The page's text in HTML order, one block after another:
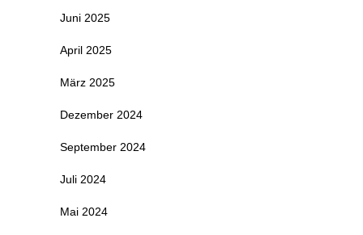
Juni 2025
April 2025
März 2025
Dezember 2024
September 2024
Juli 2024
Mai 2024